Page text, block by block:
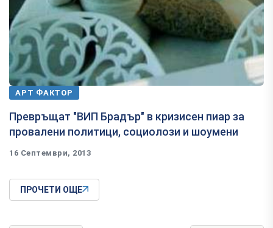
АРТ ФАКТОР
Превръщат "ВИП Брадър" в кризисен пиар за
провалени политици, социолози и шоумени
16 Септември, 2013
ПРОЧЕТИ ОЩЕ